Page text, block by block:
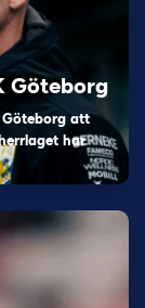
Göteborg
Göteborg att
har